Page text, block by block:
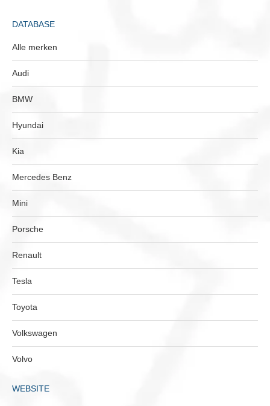
DATABASE
Alle merken
Audi
BMW
Hyundai
Kia
Mercedes Benz
Mini
Porsche
Renault
Tesla
Toyota
Volkswagen
Volvo
WEBSITE